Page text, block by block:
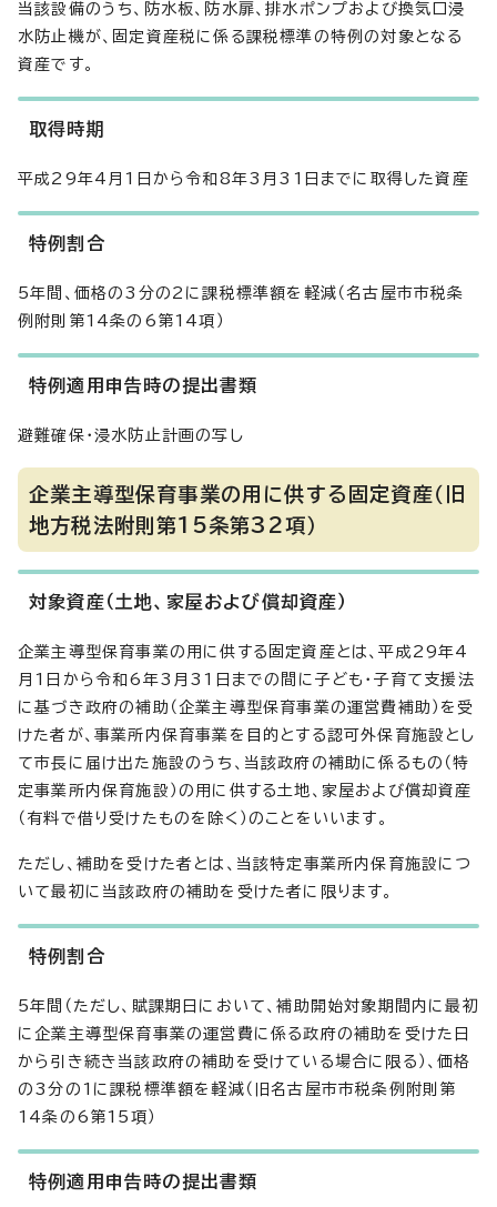
当該設備のうち、防水板、防水扉、排水ポンプおよび換気口浸
水防止機が、固定資産税に係る課税標準の特例の対象となる
資産です。
取得時期
平成29年4月1日から令和8年3月31日までに取得した資産
特例割合
5年間、価格の3分の2に課税標準額を軽減（名古屋市市税条
例附則第14条の6第14項）
特例適用申告時の提出書類
避難確保・浸水防止計画の写し
企業主導型保育事業の用に供する固定資産（旧
地方税法附則第15条第32項）
対象資産（土地、家屋および償却資産）
企業主導型保育事業の用に供する固定資産とは、平成29年4
月1日から令和6年3月31日までの間に子ども・子育て支援法
に基づき政府の補助（企業主導型保育事業の運営費補助）を受
けた者が、事業所内保育事業を目的とする認可外保育施設とし
て市長に届け出た施設のうち、当該政府の補助に係るもの（特
定事業所内保育施設）の用に供する土地、家屋および償却資産
（有料で借り受けたものを除く）のことをいいます。
ただし、補助を受けた者とは、当該特定事業所内保育施設につ
いて最初に当該政府の補助を受けた者に限ります。
特例割合
5年間（ただし、賦課期日において、補助開始対象期間内に最初
に企業主導型保育事業の運営費に係る政府の補助を受けた日
から引き続き当該政府の補助を受けている場合に限る）、価格
の3分の1に課税標準額を軽減（旧名古屋市市税条例附則第
14条の6第15項）
特例適用申告時の提出書類